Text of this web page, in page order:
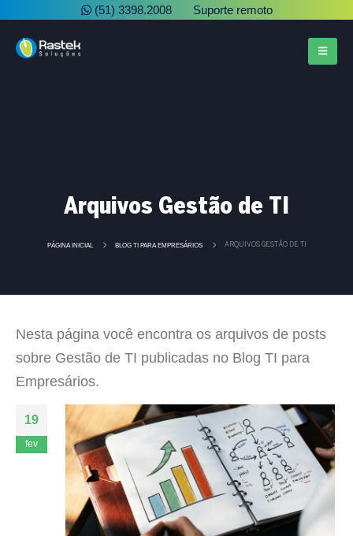
(51) 3398.2008 Suporte remoto
Arquivos Gestão de TI
PÁGINA INICIAL BLOG TI PARA EMPRESÁRIOS ARQUIVOS GESTÃO DE TI
Nesta página você encontra os arquivos de posts
sobre Gestão de TI publicadas no Blog TI para
Empresários.
19
fev